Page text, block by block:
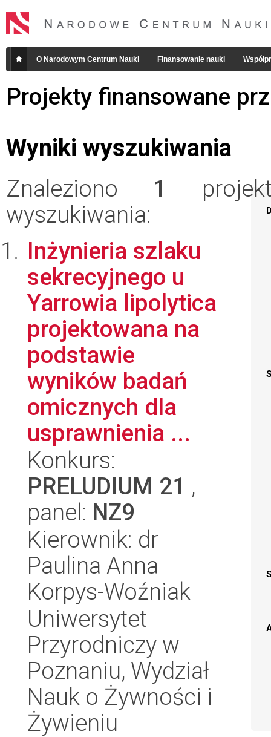
O Narodowym Centrum Nauki Finansowanie nauki
Projekty finansowane
Wyniki wyszukiwania
Znaleziono 1
wyszukiwania:
Inżynieria szlaku
sekrecyjnego u
Yarrowia lipolytica
projektowana na
podstawie
wyników badań
omicznych dla
usprawnienia ...
Konkurs:
PRELUDIUM 21 ,
panel: NZ9
Kierownik: dr
Paulina Anna
Korpys-Woźniak
Uniwersytet
Przyrodniczy w
Poznaniu, Wydział
Nauk o Żywności i
Żywieniu